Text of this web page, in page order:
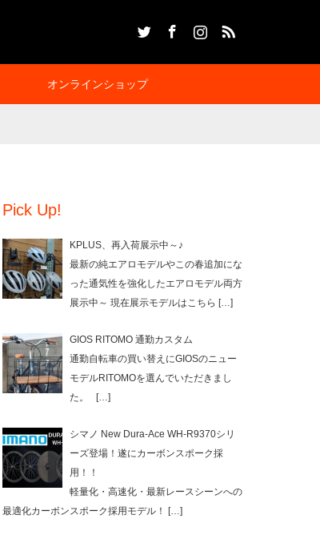
オンラインショップ
Pick Up!
KPLUS、再入荷展示中～♪
最新の純エアロモデルやこの春追加にな
った通気性を強化したエアロモデル両方
展示中～ 現在展示モデルはこちら […]
GIOS RITOMO 通勤カスタム
通勤自転車の買い替えにGIOSのニュー
モデルRITOMOを選んでいただきまし
た。
[…]
シマノ New Dura-Ace WH-R9370シリ
ーズ登場！遂にカーボンスポーク採
用！！
軽量化・高速化・最新レースシーンへの
最適化カーボンスポーク採用モデル！
[…]